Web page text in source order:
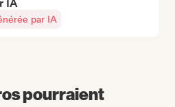
IA
par IA
pourraient